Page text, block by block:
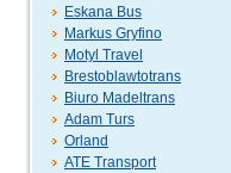
Eskana Bus
Markus Gryfino
Motyl Travel
Brestoblawtotrans
Biuro Madeltrans
Adam Turs
Orland
ATE Transport